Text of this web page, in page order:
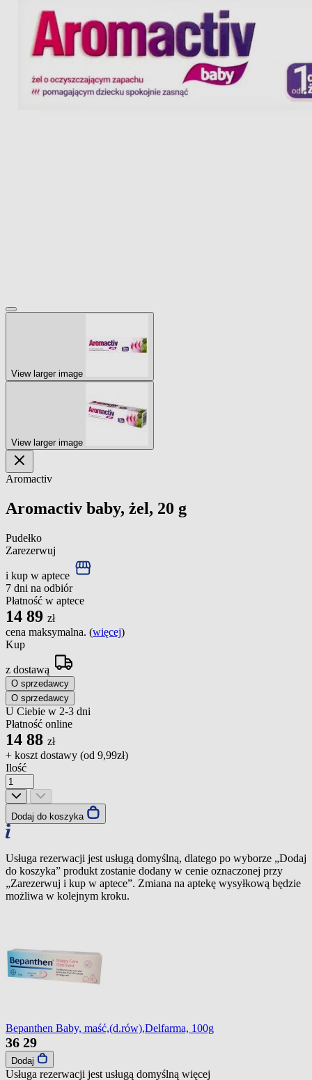
View larger image
View larger image
Aromactiv
Aromactiv baby, żel, 20 g
Pudełko
Zarezerwuj
i kup w aptece
7 dni na odbiór
Płatność w aptece
14 89 zł
cena maksymalna. (więcej)
Kup
z dostawą
O sprzedawcy
O sprzedawcy
U Ciebie w 2-3 dni
Płatność online
14 88 zł
+ koszt dostawy (od 9,99zł)
Ilość
Dodaj do koszyka
Usługa rezerwacji jest usługą domyślną, dlatego po wyborze „Dodaj
do koszyka” produkt zostanie dodany w cenie oznaczonej przy
„Zarezerwuj i kup w aptece”. Zmiana na aptekę wysyłkową będzie
możliwa w kolejnym kroku.
Bepanthen Baby, maść,(d.rów),Delfarma, 100g
36 29
Dodaj
Usługa rezerwacji jest usługą domyślną więcej